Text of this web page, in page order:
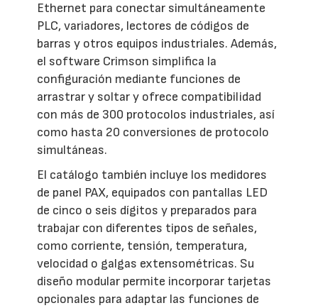
Ethernet para conectar simultáneamente
PLC, variadores, lectores de códigos de
barras y otros equipos industriales. Además,
el software Crimson simplifica la
configuración mediante funciones de
arrastrar y soltar y ofrece compatibilidad
con más de 300 protocolos industriales, así
como hasta 20 conversiones de protocolo
simultáneas.
El catálogo también incluye los medidores
de panel PAX, equipados con pantallas LED
de cinco o seis dígitos y preparados para
trabajar con diferentes tipos de señales,
como corriente, tensión, temperatura,
velocidad o galgas extensométricas. Su
diseño modular permite incorporar tarjetas
opcionales para adaptar las funciones de